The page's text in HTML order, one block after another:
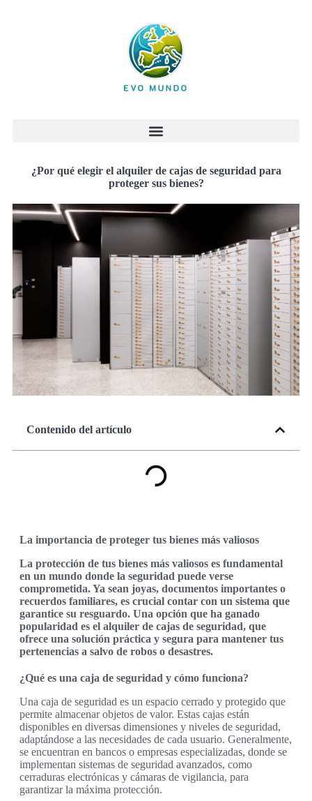
¿Por qué elegir el alquiler de cajas de seguridad para
proteger sus bienes?
Contenido del artículo
La importancia de proteger tus bienes más valiosos
La protección de tus bienes más valiosos es fundamental
en un mundo donde la seguridad puede verse
comprometida. Ya sean joyas, documentos importantes o
recuerdos familiares, es crucial contar con un sistema que
garantice su resguardo. Una opción que ha ganado
popularidad es el alquiler de cajas de seguridad, que
ofrece una solución práctica y segura para mantener tus
pertenencias a salvo de robos o desastres.
¿Qué es una caja de seguridad y cómo funciona?
Una caja de seguridad es un espacio cerrado y protegido que
permite almacenar objetos de valor. Estas cajas están
disponibles en diversas dimensiones y niveles de seguridad,
adaptándose a las necesidades de cada usuario. Generalmente,
se encuentran en bancos o empresas especializadas, donde se
implementan sistemas de seguridad avanzados, como
cerraduras electrónicas y cámaras de vigilancia, para
garantizar la máxima protección.